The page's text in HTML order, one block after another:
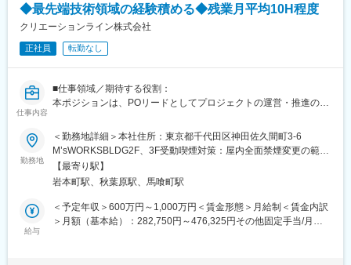
・開発スコープ（MVP）の議論のリード
・複雑なプロセスの体験（UX）設計
■ポジションの魅力：
・戦略立案から現場のディレクションまで、ご自身の経験や得意
領域に応じた最適なフェーズで裁量を持って取り組めます。
ータを基に、本質的な課題解決に注力できる環境です。
■働く環境：
全社的にフルリモートを前提とした組織づくりをしており、国内
各地（北海道、岩手、新潟、福井、関東、高知、沖縄など）や海
外（アメリカ）から多様なメンバーが参画しています。Slack等の
チャットツールはもちろん、積極的にビデオチャットを繋ぐこと
◆最先端技術領域の経験積める◆残業月平均10H程度
クリエーションライン株式会社
正社員 転勤なし
仕事内容
■仕事領域／期待する役割：
本ポジションは、POリードとしてプロジェクトの運営・推進の中
割です。
・進捗管理・課題管理・報告・会議ファシリテーションなど、プ
ロジェクト運営を幅広く推進
・プロジェクト立ち上げ～要件定義～設計～開発～運用引継ぎま
で一貫して関わり、アジャイル／DevOps／クラウド／AI・データ
活用といった領域での実践
・顧客（製造／小売／流通／通信など当社実績のある業界）との
勤務地
＜勤務地詳細＞本社住所：東京都千代田区神田佐久間町3-6
M’sWORKSBLDG2F、3F受動喫煙対策：屋内全面禁煙変更の範
囲：会社の定める事業所（リモートワーク含む）
【最寄り駅】
岩本町駅、秋葉原駅、馬喰町駅
給与
＜予定年収＞600万円～1,000万円＜賃金形態＞月給制＜賃金内訳
＞月額（基本給）：282,750円～476,325円その他固定手当/月：